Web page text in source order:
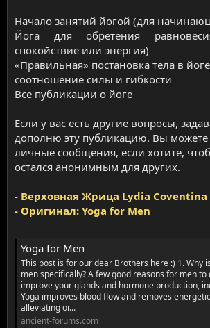
Начало занятий йогой (для
Йога для обретения
спокойствие или энергия)​
«Правильная» постановка тела в
соотношение силы и гибкости
Все публикации о йоге
Если у вас есть другие вопросы,
дополню эту публикацию. Вы можете
личные сообщения, если хотите,
остался анонимным для других.
- Верховная Жрица Lydia Coventina
- Оригинал: Yoga for Men
Yoga for Men
This post is for our dear Brothers here :) 1. Why
men specifically? A few good reasons for men to
improve your glands and hormone production,
Yoga improves blood flow and removes
alleviating or...
ancient-forums.com